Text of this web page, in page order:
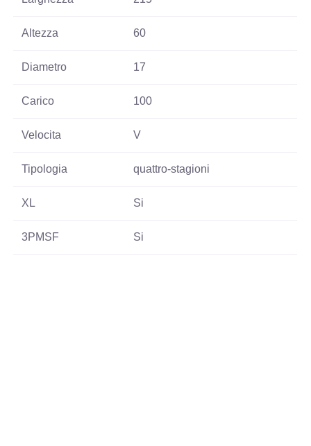
Altezza 60
Diametro 17
Carico 100
Velocita V
Tipologia quattro-stagioni
XL Si
3PMSF Si